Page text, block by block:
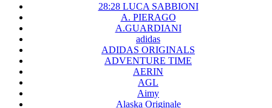
28:28 LUCA SABBIONI
A. PIERAGO
A.GUARDIANI
adidas
ADIDAS ORIGINALS
ADVENTURE TIME
AERIN
AGL
Aimy
Alaska Originale